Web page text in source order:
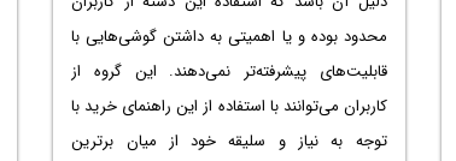
محدود بوده و یا اهمیتی به داشتن گوشی‌هایی با
قابلیت‌های پیشرفته‌تر نمی‌دهند. این گروه از
کاربران می‌توانند با استفاده از این راهنمای خرید با
توجه به نیاز و سلیقه خود از میان برترین